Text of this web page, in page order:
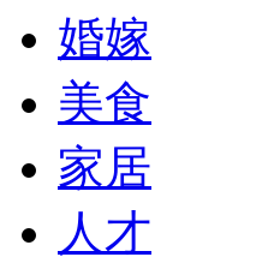
婚嫁
美食
家居
人才